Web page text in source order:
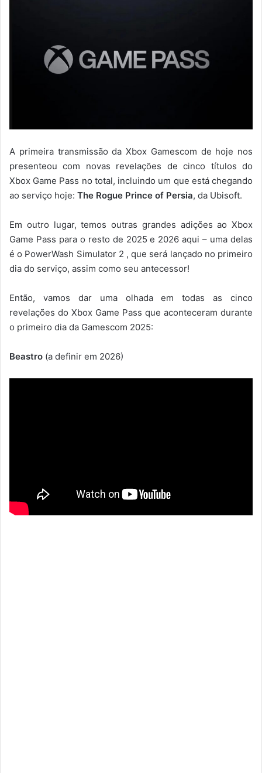
A primeira transmissão da Xbox Gamescom de hoje nos
presenteou com novas revelações de cinco títulos do
Xbox Game Pass no total, incluindo um que está chegando
ao serviço hoje: The Rogue Prince of Persia, da Ubisoft.
Em outro lugar, temos outras grandes adições ao Xbox
Game Pass para o resto de 2025 e 2026 aqui – uma delas
é o PowerWash Simulator 2 , que será lançado no primeiro
dia do serviço, assim como seu antecessor!
Então, vamos dar uma olhada em todas as cinco
revelações do Xbox Game Pass que aconteceram durante
o primeiro dia da Gamescom 2025:
Beastro (a definir em 2026)